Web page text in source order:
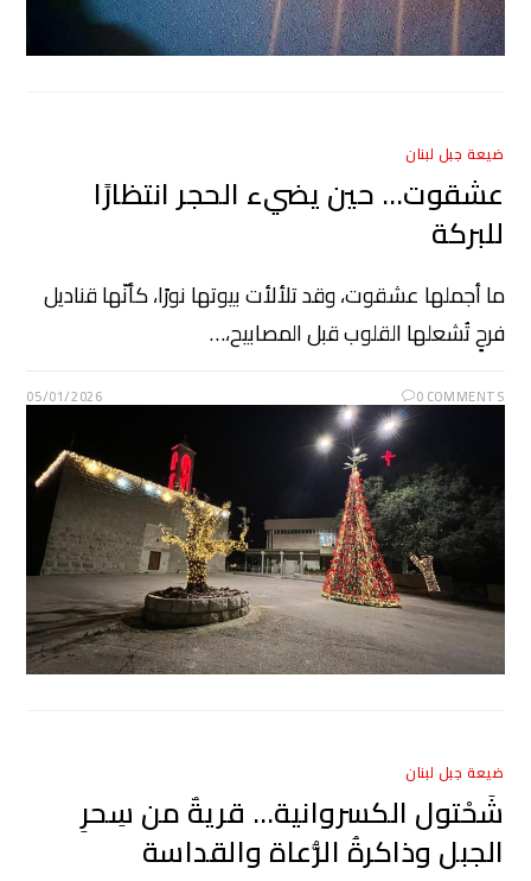
ضيعة جبل لبنان
عشقوت… حين يضيء الحجر انتظارًا
للبركة
ما أجملها عشقوت، وقد تلألأت بيوتها نورًا، كأنّها قناديل
فرحٍ تُشعلها القلوب قبل المصابيح،…
0 COMMENTS
05/01/2026
ضيعة جبل لبنان
شَحْتول الكسروانية… قريةٌ من سِحرِ
الجبل وذاكرةُ الرُّعاة والقداسة